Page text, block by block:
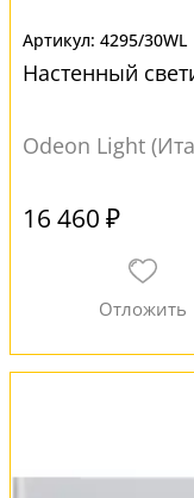
4295/30WL
Настенный
Odeon Light
16 460 ₽